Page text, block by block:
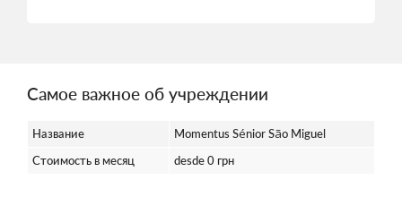
Самое важное об учреждении
Название
Momentus Sénior São Miguel
Стоимость в месяц
desde 0 грн